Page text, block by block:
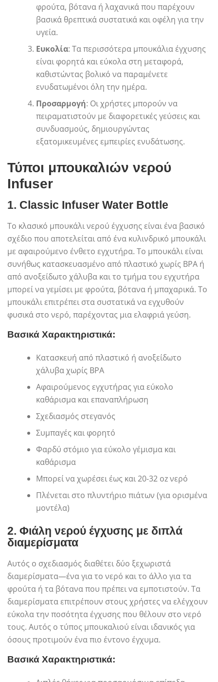
φρούτα, βότανα ή λαχανικά που παρέχουν
βασικά θρεπτικά συστατικά και οφέλη για την
υγεία.
Ευκολία: Τα περισσότερα μπουκάλια έγχυσης
είναι φορητά και εύκολα στη μεταφορά,
καθιστώντας βολικό να παραμένετε
ενυδατωμένοι όλη την ημέρα.
Προσαρμογή: Οι χρήστες μπορούν να
πειραματιστούν με διαφορετικές γεύσεις και
συνδυασμούς, δημιουργώντας
εξατομικευμένες εμπειρίες ενυδάτωσης.
Τύποι μπουκαλιών νερού
Infuser
1. Classic Infuser Water Bottle
Το κλασικό μπουκάλι νερού έγχυσης είναι ένα βασικό
σχέδιο που αποτελείται από ένα κυλινδρικό μπουκάλι
με αφαιρούμενο ένθετο εγχυτήρα. Το μπουκάλι είναι
συνήθως κατασκευασμένο από πλαστικό χωρίς BPA ή
από ανοξείδωτο χάλυβα και το τμήμα του εγχυτήρα
μπορεί να γεμίσει με φρούτα, βότανα ή μπαχαρικά. Το
μπουκάλι επιτρέπει στα συστατικά να εγχυθούν
φυσικά στο νερό, παρέχοντας μια ελαφριά γεύση.
Βασικά Χαρακτηριστικά:
Κατασκευή από πλαστικό ή ανοξείδωτο
χάλυβα χωρίς BPA
Αφαιρούμενος εγχυτήρας για εύκολο
καθάρισμα και επαναπλήρωση
Σχεδιασμός στεγανός
Συμπαγές και φορητό
Φαρδύ στόμιο για εύκολο γέμισμα και
καθάρισμα
Μπορεί να χωρέσει έως και 20-32 oz νερό
Πλένεται στο πλυντήριο πιάτων (για ορισμένα
μοντέλα)
2. Φιάλη νερού έγχυσης με διπλά
διαμερίσματα
Αυτός ο σχεδιασμός διαθέτει δύο ξεχωριστά
διαμερίσματα—ένα για το νερό και το άλλο για τα
φρούτα ή τα βότανα που πρέπει να εμποτιστούν. Τα
διαμερίσματα επιτρέπουν στους χρήστες να ελέγχουν
εύκολα την ποσότητα έγχυσης που θέλουν στο νερό
τους. Αυτός ο τύπος μπουκαλιού είναι ιδανικός για
όσους προτιμούν ένα πιο έντονο έγχυμα.
Βασικά Χαρακτηριστικά: